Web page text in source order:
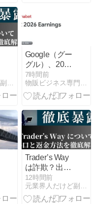
ム」を構築完
元業界人だけど副業商材のこと全部暴露します｜
Google（グー
グル）、2026
年第２四半期
決算：AI検索
から購入ま
領域への展開
を加速
7時間前
物販ビジネス専門メディア 「コマースピック」
Trader’s Way
は詐欺？出金
できないと評
判のFX業者を
元業者が徹底
12時間前
元業界人だけど副業商材のこと全部暴露します｜